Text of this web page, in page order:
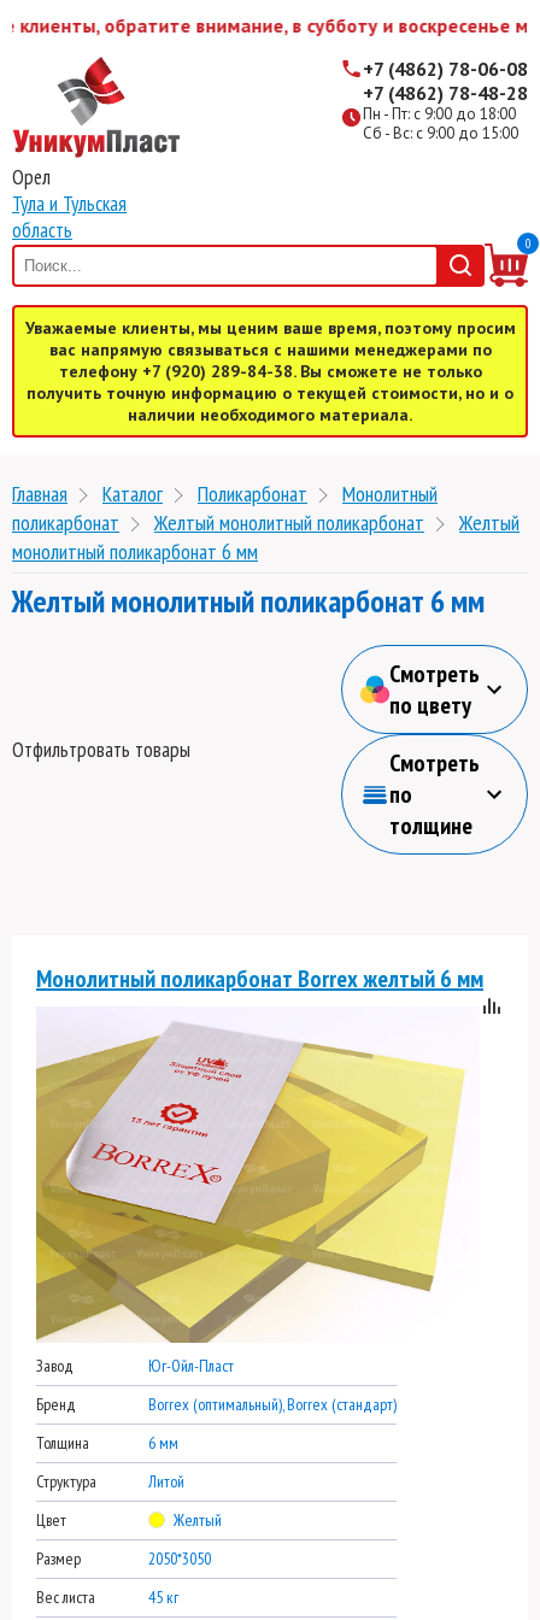
обратите внимание, в субботу и воскресенье
Орел
Тула и Тульская
область
Пн - Пт: с 9:00 до 18:00
Сб - Вс: с 9:00 до 15:00
+7 (4862) 78-06-08
+7 (4862) 78-48-28
0
Уважаемые клиенты, мы ценим ваше время, поэтому просим
вас напрямую связываться с нашими менеджерами по
телефону +7 (920) 289-84-38. Вы сможете не только
получить точную информацию о текущей стоимости, но и о
наличии необходимого материала.
Главная Каталог Поликарбонат
Монолитный
поликарбонат
Желтый монолитный поликарбонат
Желтый
монолитный поликарбонат 6 мм
Желтый монолитный поликарбонат 6 мм
Отфильтровать товары
Смотреть
по цвету
Смотреть
по
толщине
Монолитный поликарбонат Borrex желтый 6 мм
Завод
Юг-Ойл-Пласт
Бренд
Borrex (оптимальный), Borrex (стандарт)
Толщина
6 мм
Структура
Литой
Цвет
Желтый
Размер
2050*3050
Вес листа
45 кг